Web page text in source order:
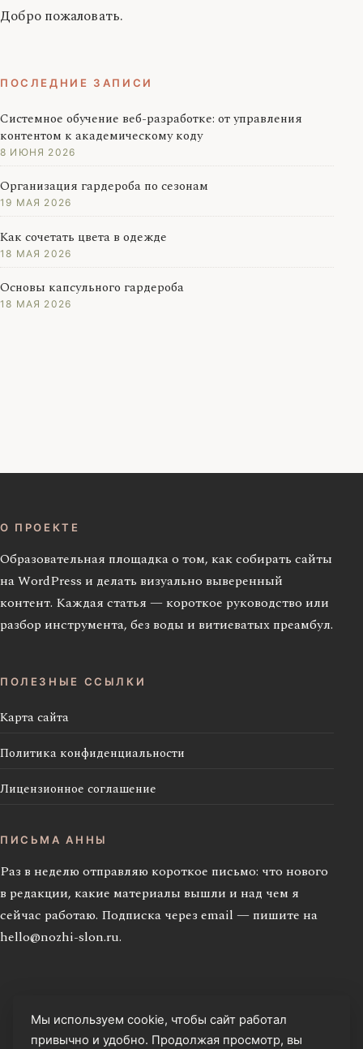
Добро пожаловать.
ПОСЛЕДНИЕ ЗАПИСИ
Системное обучение веб-разработке: от управления
контентом к академическому коду
8 ИЮНЯ 2026
Организация гардероба по сезонам
19 МАЯ 2026
Как сочетать цвета в одежде
18 МАЯ 2026
Основы капсульного гардероба
18 МАЯ 2026
О ПРОЕКТЕ
Образовательная площадка о том, как собирать сайты
на WordPress и делать визуально выверенный
контент. Каждая статья — короткое руководство или
разбор инструмента, без воды и витиеватых преамбул.
ПОЛЕЗНЫЕ ССЫЛКИ
Карта сайта
Политика конфиденциальности
Лицензионное соглашение
ПИСЬМА АННЫ
Раз в неделю отправляю короткое письмо: что нового
в редакции, какие материалы вышли и над чем я
сейчас работаю. Подписка через email — пишите на
hello@nozhi-slon.ru.
Мы используем cookie, чтобы сайт работал
привычно и удобно. Продолжая просмотр, вы